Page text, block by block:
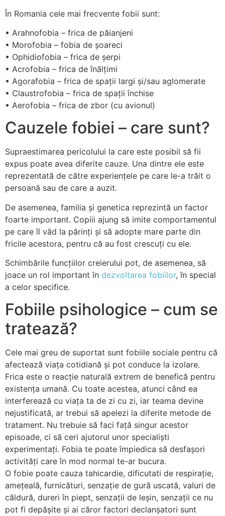
În Romania cele mai frecvente fobii sunt:
• Arahnofobia – frica de păianjeni
• Morofobia – fobia de șoareci
• Ophidiofobia – frica de șerpi
• Acrofobia – frica de înălțimi
• Agorafobia – frica de spații largi și/sau aglomerate
• Claustrofobia – frica de spații închise
• Aerofobia – frica de zbor (cu avionul)
Cauzele fobiei – care sunt?
Supraestimarea pericolului la care este posibil să fii
expus poate avea diferite cauze. Una dintre ele este
reprezentată de către experiențele pe care le-a trăit o
persoană sau de care a auzit.
De asemenea, familia și genetica reprezintă un factor
foarte important. Copiii ajung să imite comportamentul
pe care îl văd la părinți și să adopte mare parte din
fricile acestora, pentru că au fost crescuți cu ele.
Schimbările funcțiilor creierului pot, de asemenea, să
joace un rol important în dezvoltarea fobiilor, în special
a celor specifice.
Fobiile psihologice – cum se
tratează?
Cele mai greu de suportat sunt fobiile sociale pentru că
afectează viața cotidiană și pot conduce la izolare.
Frica este o reacție naturală extrem de benefică pentru
existența umană. Cu toate acestea, atunci când ea
interferează cu viața ta de zi cu zi, iar teama devine
nejustificată, ar trebui să apelezi la diferite metode de
tratament. Nu trebuie să faci față singur acestor
episoade, ci să ceri ajutorul unor specialiști
experimentați. Fobia te poate împiedica să desfașori
activități care în mod normal te-ar bucura.
O fobie poate cauza tahicardie, dificutati de respirație,
amețeală, furnicături, senzație de gură uscată, valuri de
căldură, dureri în piept, senzații de leșin, senzații ce nu
pot fi depășite și ai căror factori declanșatori sunt